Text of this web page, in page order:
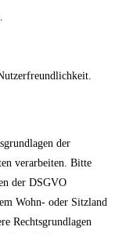
der
verarbeiten. Bitte
der DSGVO
Wohn- oder Sitzland
Rechtsgrundlagen